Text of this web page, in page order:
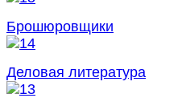
Брошюровщики
Деловая литература